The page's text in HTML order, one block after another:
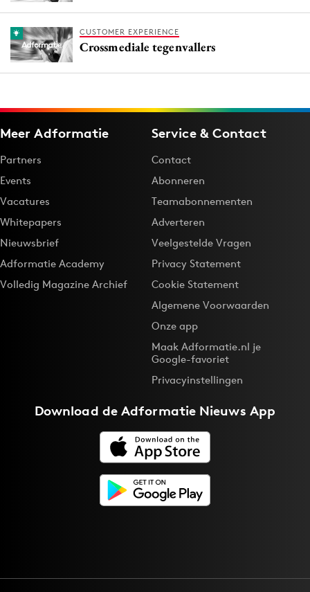
CUSTOMER EXPERIENCE
Crossmediale tegenvallers
Meer Adformatie
Partners
Events
Vacatures
Whitepapers
Nieuwsbrief
Adformatie Academy
Volledig Magazine Archief
Service & Contact
Contact
Abonneren
Teamabonnementen
Adverteren
Veelgestelde Vragen
Privacy Statement
Cookie Statement
Algemene Voorwaarden
Onze app
Maak Adformatie.nl je
Google-favoriet
Privacyinstellingen
Download deAdformatie Nieuws App